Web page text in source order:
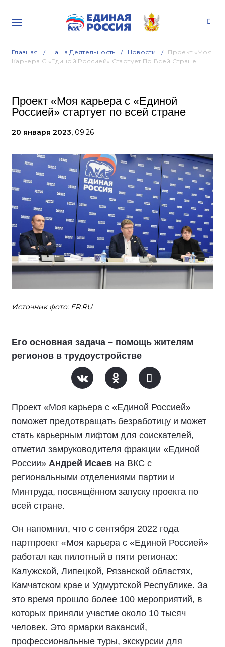
Главная Наша Деятельность Новости
Проект «Моя
Карьера С «Единой Россией» Стартует По Всей Стране
Проект «Моя карьера с «Единой
Россией» стартует по всей стране
20 января 2023, 09:26
Источник фото: ER.RU
Его основная задача – помощь жителям
регионов в трудоустройстве
Проект «Моя карьера с «Единой Россией»
поможет предотвращать безработицу и может
стать карьерным лифтом для соискателей,
отметил замруководителя фракции «Единой
России» Андрей Исаев на ВКС с
региональными отделениями партии и
Минтруда, посвящённом запуску проекта по
всей стране.
Он напомнил, что с сентября 2022 года
партпроект «Моя карьера с «Единой Россией»
работал как пилотный в пяти регионах:
Калужской, Липецкой, Рязанской областях,
Камчатском крае и Удмуртской Республике. За
это время прошло более 100 мероприятий, в
которых приняли участие около 10 тысяч
человек. Это ярмарки вакансий,
профессиональные туры, экскурсии для